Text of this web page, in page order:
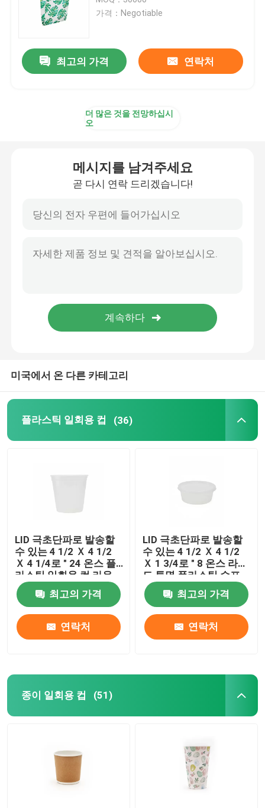
비 포대
알루미늄 포일 롤
팝업 호일 시트
실리콘 기름이 안 배는 종이
내유성 왁스 페이퍼
가격：Negotiable
최고의 가격 연락처
더 많은 것을 전망하십시
오
메시지를 남겨주세요
곧 다시 연락 드리겠습니다!
미국에서 온 다른 카테고리
플라스틱 일회용 컵 (36)
LID 극초단파로 발송할
수 있는 4 1/2 Ｘ 4 1/2
Ｘ 4 1/4로 " 24 온스 플
라스틱 일회용 컵 라운
드 투명 플라스틱 국통
최고의 가격
연락처
LID 극초단파로 발송할
수 있는 4 1/2 Ｘ 4 1/2
Ｘ 1 3/4로 " 8 온스 라운
드 투명 플라스틱 수프
류 저장 용기
최고의 가격
연락처
종이 일회용 컵 (51)